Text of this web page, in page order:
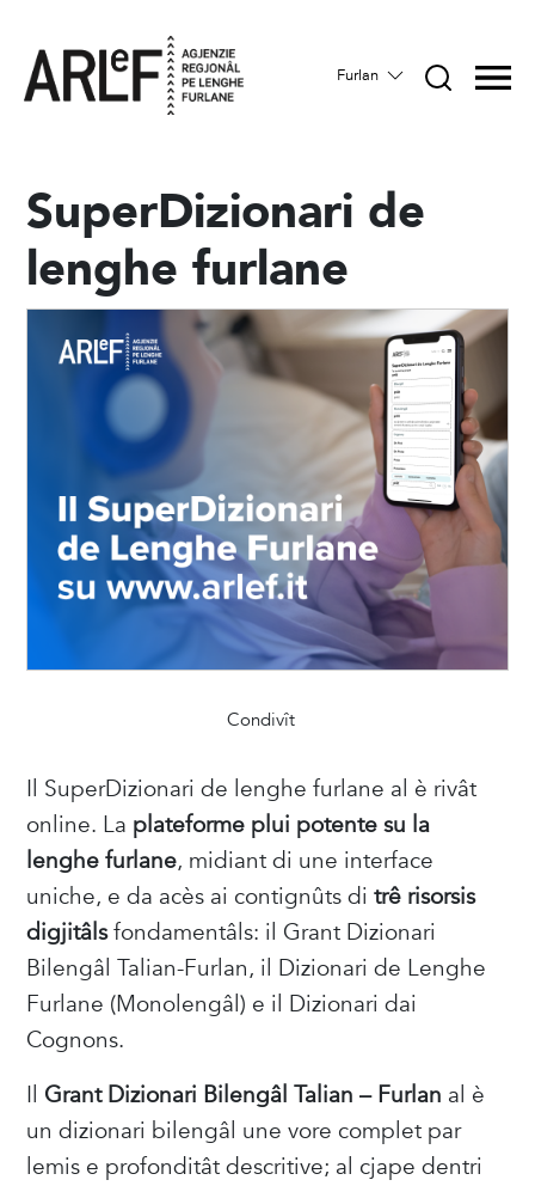
Furlan
SuperDizionari de
lenghe furlane
Condivît
Il SuperDizionari de lenghe furlane al è rivât
online. La plateforme plui potente su la
lenghe furlane, midiant di une interface
uniche, e da acès ai contignûts ditrê risorsis
digjitâlsfondamentâls: il Grant Dizionari
Bilengâl Talian-Furlan, il Dizionari de Lenghe
Furlane (Monolengâl) e il Dizionari dai
Cognons.
Il Grant Dizionari Bilengâl Talian – Furlan al è
un dizionari bilengâl une vore complet par
lemis e profonditât descritive; al cjape dentri